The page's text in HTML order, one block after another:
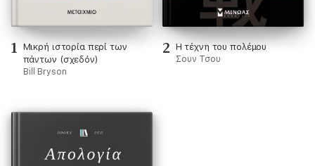
1 Μικρή ιστορία περί των
πάντων (σχεδόν)
Bill Bryson
2 Η τέχνη του πολέμου
Σουν Τσου